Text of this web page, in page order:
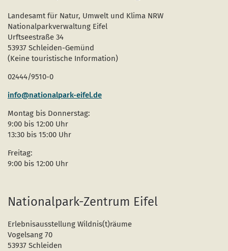
Landesamt für Natur, Umwelt und Klima NRW
Nationalparkverwaltung Eifel
Urftseestraße 34
53937 Schleiden-Gemünd
(Keine touristische Information)
02444/9510-0
info@nationalpark-eifel.de
Montag bis Donnerstag:
9:00 bis 12:00 Uhr
13:30 bis 15:00 Uhr
Freitag:
9:00 bis 12:00 Uhr
Nationalpark-Zentrum Eifel
Erlebnisausstellung Wildnis(t)räume
Vogelsang 70
53937 Schleiden